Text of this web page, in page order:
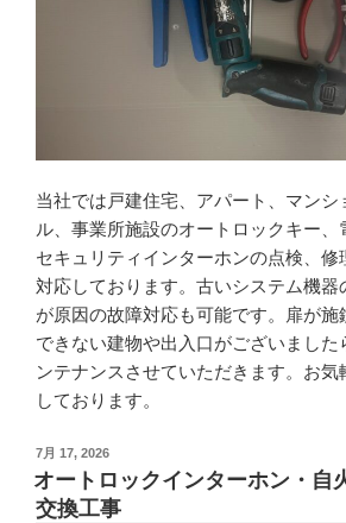
当社では戸建住宅、アパート、マンシ
ル、事業所施設のオートロックキー、
セキュリティインターホンの点検、修
対応しております。古いシステム機器
が原因の故障対応も可能です。扉が施
できない建物や出入口がございました
ンテナンスさせていただきます。お気
しております。
投
稿
日:
7月 17, 2026
オートロックインターホン・自
交換工事